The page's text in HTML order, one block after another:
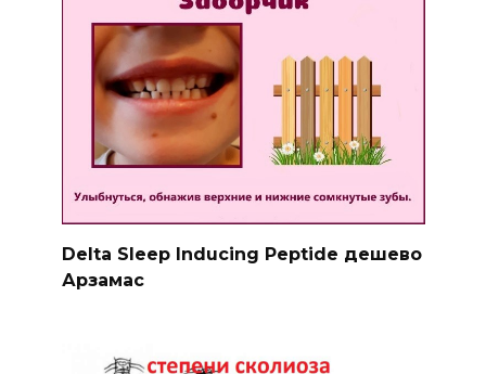
Delta Sleep Inducing Peptide дешево
Арзамас